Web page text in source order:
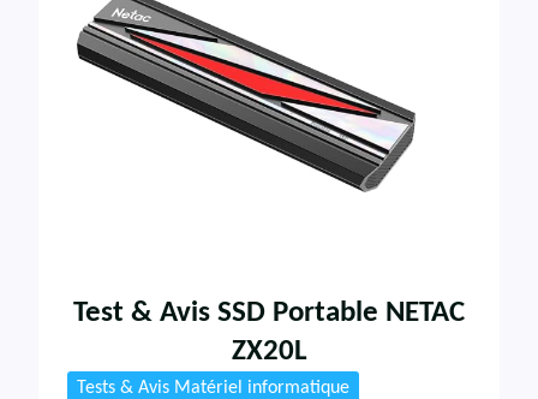
Test & Avis SSD Portable NETAC
ZX20L
Tests & Avis Matériel informatique